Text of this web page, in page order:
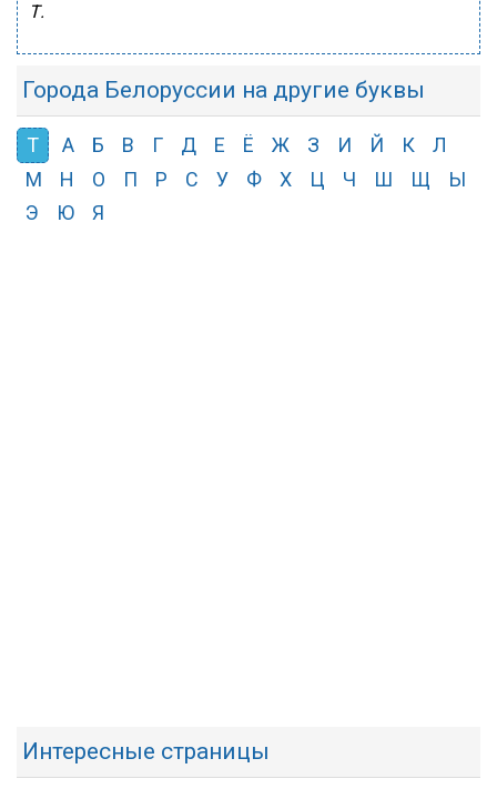
Т.
Города Белоруссии на другие буквы
Т А Б В Г Д Е Ё Ж З И Й К
Л
М
Н О П Р С У Ф Х Ц Ч Ш Щ
Ы
Э
Ю Я
Интересные страницы